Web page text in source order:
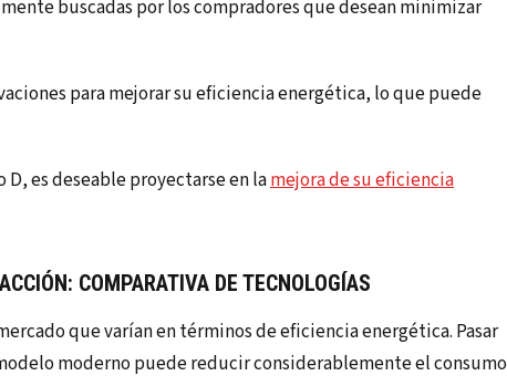
buscadas por los compradores que desean minimizar
para mejorar su eficiencia energética, lo que puede
es deseable proyectarse en lamejora de su eficiencia
COMPARATIVA DE TECNOLOGÍAS
que varían en términos de eficiencia energética. Pasar
moderno puede reducir considerablemente el consumo